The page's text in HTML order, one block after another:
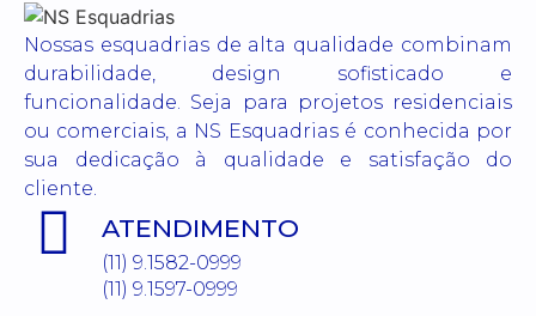
Nossas esquadrias de alta qualidade combinam
durabilidade, design sofisticado e
funcionalidade. Seja para projetos residenciais
ou comerciais, a NS Esquadrias é conhecida por
sua dedicação à qualidade e satisfação do
cliente.
ATENDIMENTO
(11) 9.1582-0999
(11) 9.1597-0999